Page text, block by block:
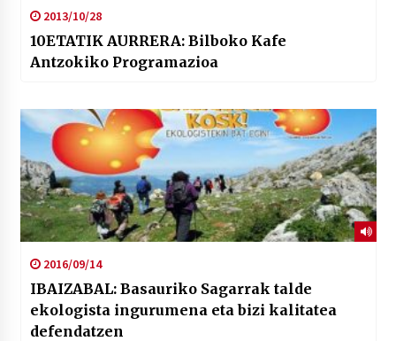
2013/10/28
10ETATIK AURRERA: Bilboko Kafe
Antzokiko Programazioa
2016/09/14
IBAIZABAL: Basauriko Sagarrak talde
ekologista ingurumena eta bizi kalitatea
defendatzen